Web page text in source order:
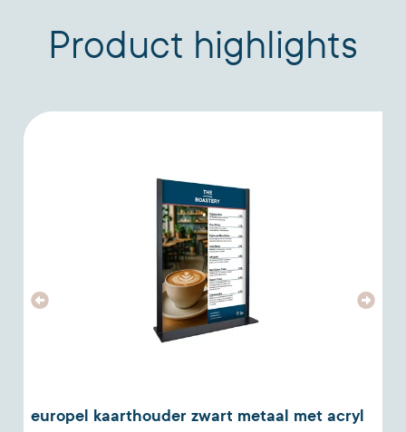
Product highlights
europel kaarthouder zwart metaal met acryl